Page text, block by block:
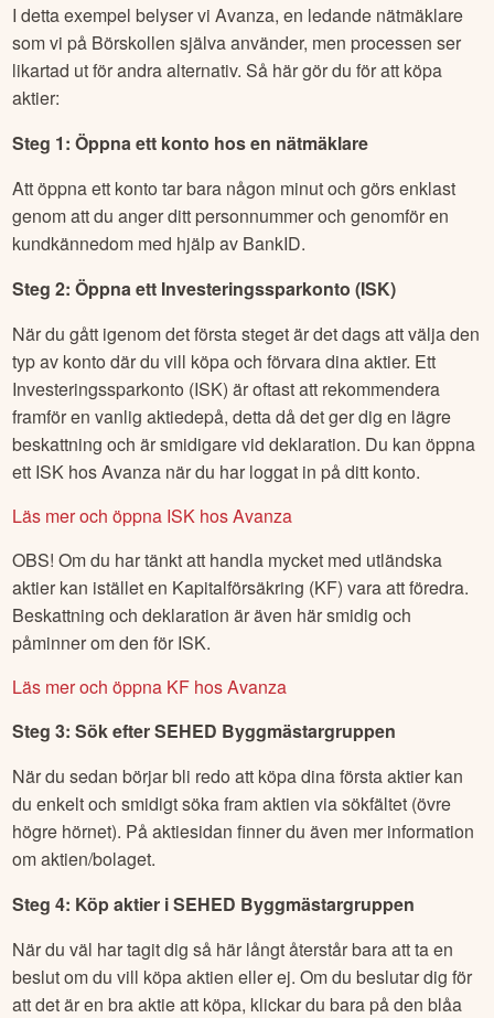
I detta exempel belyser vi Avanza, en ledande nätmäklare
som vi på Börskollen själva använder, men processen ser
likartad ut för andra alternativ. Så här gör du för att köpa
aktier:
Steg 1: Öppna ett konto hos en nätmäklare
Att öppna ett konto tar bara någon minut och görs enklast
genom att du anger ditt personnummer och genomför en
kundkännedom med hjälp av BankID.
Steg 2: Öppna ett Investeringssparkonto (ISK)
När du gått igenom det första steget är det dags att välja den
typ av konto där du vill köpa och förvara dina aktier. Ett
Investeringssparkonto (ISK) är oftast att rekommendera
framför en vanlig aktiedepå, detta då det ger dig en lägre
beskattning och är smidigare vid deklaration. Du kan öppna
ett ISK hos Avanza när du har loggat in på ditt konto.
Läs mer och öppna ISK hos Avanza
OBS! Om du har tänkt att handla mycket med utländska
aktier kan istället en Kapitalförsäkring (KF) vara att föredra.
Beskattning och deklaration är även här smidig och
påminner om den för ISK.
Läs mer och öppna KF hos Avanza
Steg 3: Sök efterSEHED Byggmästargruppen
När du sedan börjar bli redo att köpa dina första aktier kan
du enkelt och smidigt söka fram aktien via sökfältet (övre
högre hörnet). På aktiesidan finner du även mer information
om aktien/bolaget.
Steg 4: Köp aktier iSEHED Byggmästargruppen
När du väl har tagit dig så här långt återstår bara att ta en
beslut om du vill köpa aktien eller ej. Om du beslutar dig för
att det är en bra aktie att köpa, klickar du bara på den blåa